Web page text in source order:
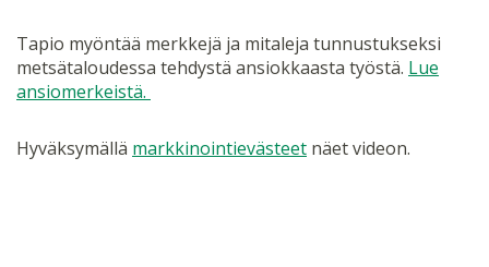
Tapio myöntää merkkejä ja mitaleja tunnustukseksi
metsätaloudessa tehdystä ansiokkaasta työstä. Lue
ansiomerkeistä.
Hyväksymällä markkinointievästeet näet videon.